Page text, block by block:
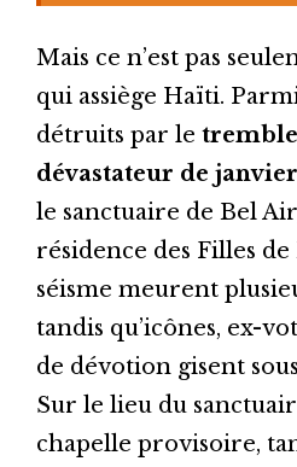
Mais ce n’est pas
qui assiège Haïti.
détruits par le
dévastateur de
le sanctuaire de Bel
résidence des Filles
séisme meurent
tandis qu’icônes, ex-
de dévotion gisent
Sur le lieu du
chapelle provisoire,